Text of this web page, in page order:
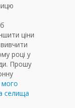
ціни
році у
Прошу
мого
селища